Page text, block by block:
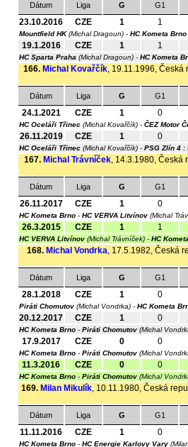
Dátum Liga G G1
23.10.2016 CZE 1 1
Mountfield HK(Michal Dragoun) - HC Kometa Brno
19.1.2016 CZE 1 1
HC Sparta Praha (Michal Dragoun) - HC Kometa
166. Michal Kovařčík, 19.11.1996, Česká
Dátum Liga G G1
24.1.2021 CZE 1 0
HC Oceláři Třinec (Michal Kovařčík) - ČEZ Motor
26.11.2019 CZE 1 0
HC Oceláři Třinec (Michal Kovařčík) - PSG Zlín 4 :
167. Michal Trávníček, 14.3.1980, Česká
Dátum Liga G G1
26.11.2017 CZE 1 0
HC Kometa Brno - HC VERVA Litvínov (Michal
26.3.2015 CZE 1 1
HC VERVA Litvínov (Michal Trávníček) - HC
168. Michal Vondrka, 17.5.1982, Česká
Dátum Liga G G1
28.1.2018 CZE 1 0
Piráti Chomutov (Michal Vondrka) - HC Kometa
20.12.2017 CZE 1 0
HC Kometa Brno - Piráti Chomutov (Michal
17.9.2017 CZE 0 0
HC Kometa Brno - Piráti Chomutov (Michal
11.3.2016 CZE 0 0
HC Kometa Brno - Piráti Chomutov (Michal
169. Milan Mikulík, 10.11.1980, Česká
Dátum Liga G G1
11.11.2016 CZE 1 0
HC Kometa Brno - HC Energie Karlovy Vary